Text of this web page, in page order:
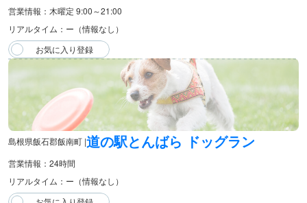
営業情報：木曜定 9:00～21:00
リアルタイム：ー（情報なし）
島根県飯石郡飯南町 |道の駅とんばら ドッグラン
営業情報：24時間
リアルタイム：ー（情報なし）